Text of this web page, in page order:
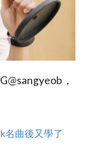
，
名曲後又學了